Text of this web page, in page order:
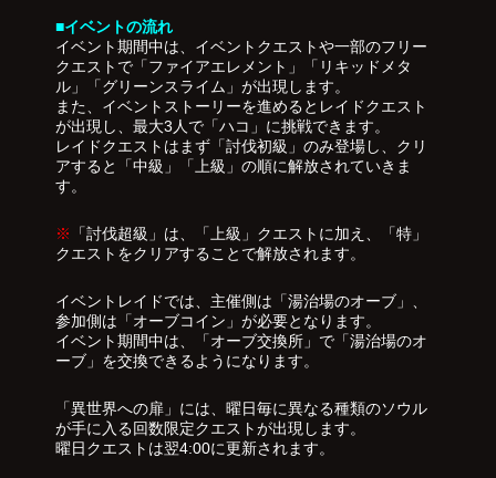
■イベントの流れ
イベント期間中は、イベントクエストや一部のフリー
クエストで「ファイアエレメント」「リキッドメタ
ル」「グリーンスライム」が出現します。
また、イベントストーリーを進めるとレイドクエスト
が出現し、最大3人で「ハコ」に挑戦できます。
レイドクエストはまず「討伐初級」のみ登場し、クリ
アすると「中級」「上級」の順に解放されていきま
す。
※
「討伐超級」は、「上級」クエストに加え、「特」
クエストをクリアすることで解放されます。
イベントレイドでは、主催側は「湯治場のオーブ」、
参加側は「オーブコイン」が必要となります。
イベント期間中は、「オーブ交換所」で「湯治場のオ
ーブ」を交換できるようになります。
「異世界への扉」には、曜日毎に異なる種類のソウル
が手に入る回数限定クエストが出現します。
曜日クエストは翌4:00に更新されます。